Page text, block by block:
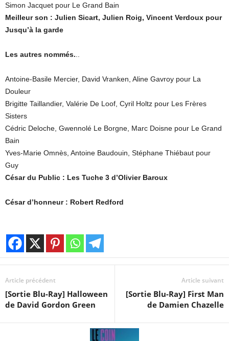
Simon Jacquet pour Le Grand Bain
Meilleur son : Julien Sicart, Julien Roig, Vincent Verdoux pour
Jusqu’à la garde
Les autres nommés.
Antoine-Basile Mercier, David Vranken, Aline Gavroy pour La
Douleur
Brigitte Taillandier, Valérie De Loof, Cyril Holtz pour Les Frères
Sisters
Cédric Deloche, Gwennolé Le Borgne, Marc Doisne pour Le Grand
Bain
Yves-Marie Omnès, Antoine Baudouin, Stéphane Thiébaut pour
Guy
César du Public : Les Tuche 3 d’Olivier Baroux
César d’honneur : Robert Redford
Article précédent
[Sortie Blu-Ray] Halloween
de David Gordon Green
Article suivant
[Sortie Blu-Ray] First Man
de Damien Chazelle